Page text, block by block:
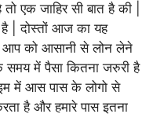
एक जाहिर सी बात है की |
| दोस्तों आज का यह
को आसानी से लोन लेने
में पैसा कितना जरुरी है
में आस पास के लोगो से
है और हमारे पास इतना